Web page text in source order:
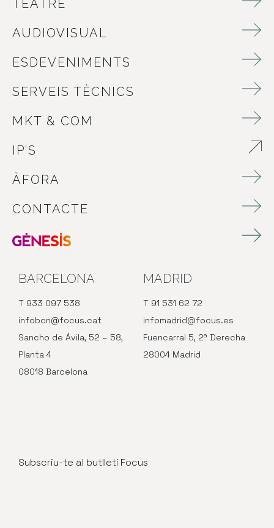
TEATRE
AUDIOVISUAL
ESDEVENIMENTS
SERVEIS TÈCNICS
MKT & COM
IP’S
ÀFORA
CONTACTE
BARCELONA
T 933 097 538
infobcn@focus.cat
Sancho de Ávila, 52 – 58,
Planta 4
08018 Barcelona
MADRID
T 91 531 62 72
infomadrid@focus.es
Fuencarral 5, 2ª Derecha
28004 Madrid
Subscriu-te al butlletí Focus